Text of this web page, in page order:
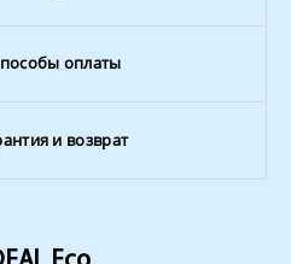
оплаты
и возврат